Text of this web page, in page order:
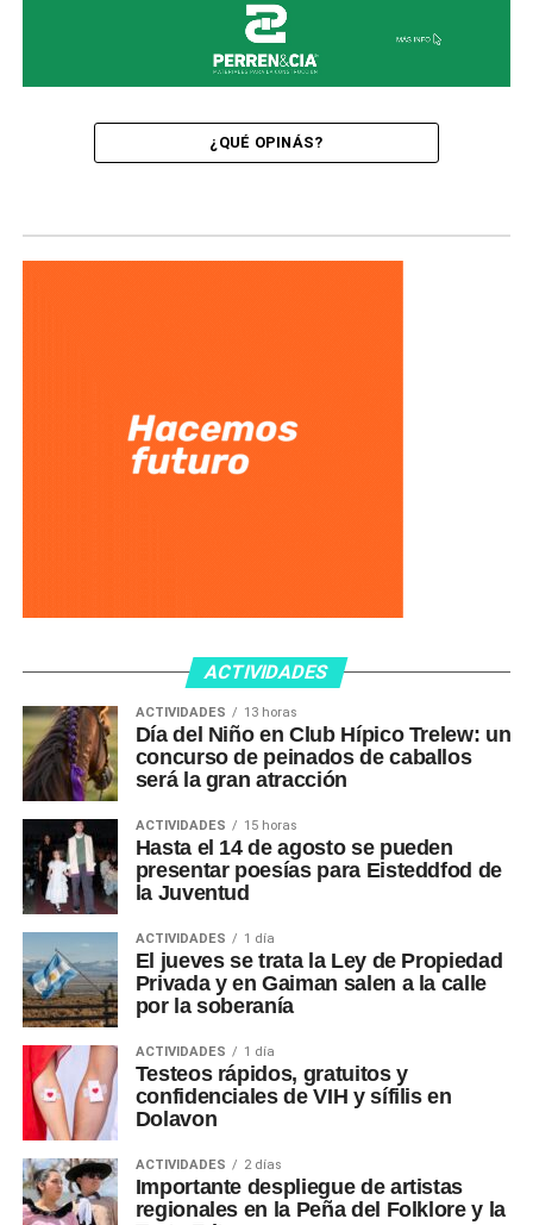
¿QUÉ OPINÁS?
ACTIVIDADES
ACTIVIDADES 13 horas
Día del Niño en Club Hípico Trelew: un
concurso de peinados de caballos
será la gran atracción
ACTIVIDADES 15 horas
Hasta el 14 de agosto se pueden
presentar poesías para Eisteddfod de
la Juventud
ACTIVIDADES 1 día
El jueves se trata la Ley de Propiedad
Privada y en Gaiman salen a la calle
por la soberanía
ACTIVIDADES 1 día
Testeos rápidos, gratuitos y
confidenciales de VIH y sífilis en
Dolavon
ACTIVIDADES 2 días
Importante despliegue de artistas
regionales en la Peña del Folklore y la